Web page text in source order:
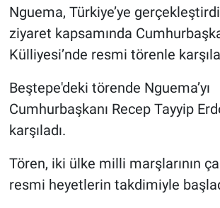
Nguema, Türkiye’ye
ziyaret kapsamında
Külliyesi’nde resmi törenle
Beştepe'deki törende Nguema’yı
Cumhurbaşkanı Recep Tayyip
karşıladı.
Tören, iki ülke milli marşlarının
resmi heyetlerin takdimiyle